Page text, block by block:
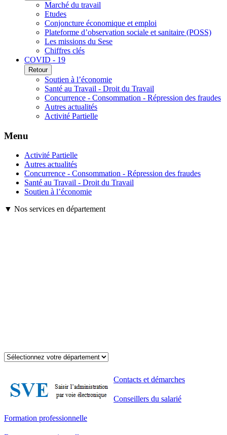
Marché du travail
Etudes
Conjoncture économique et emploi
Plateforme d’observation sociale et sanitaire (POSS)
Les missions du Sese
Chiffres clés
COVID - 19
Retour
Soutien à l’économie
Santé au Travail - Droit du Travail
Concurrence - Consommation - Répression des fraudes
Autres actualités
Activité Partielle
Menu
Activité Partielle
Autres actualités
Concurrence - Consommation - Répression des fraudes
Santé au Travail - Droit du Travail
Soutien à l’économie
▼ Nos services en département
Contacts et démarches
Conseillers du salarié
Formation professionnelle